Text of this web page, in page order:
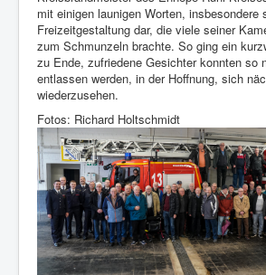
mit einigen launigen Worten, insbesondere
Freizeitgestaltung dar, die viele seiner
zum Schmunzeln brachte. So ging ein
zu Ende, zufriedene Gesichter konnten so
entlassen werden, in der Hoffnung, sich
wiederzusehen.
Fotos: Richard Holtschmidt